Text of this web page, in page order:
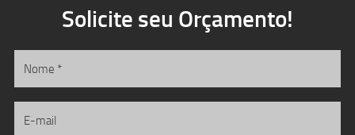
Solicite seu Orçamento!